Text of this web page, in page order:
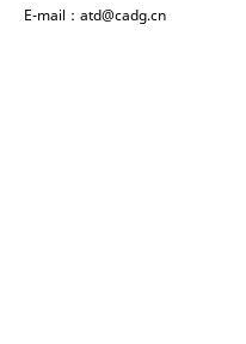
E-mail：atd@cadg.cn